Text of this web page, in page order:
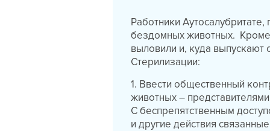
Работники
бездомных животных. Кроме
выловили и, куда выпускают
Стерилизации:
1. Ввести общественный
животных –
С беспрепятственным
и другие действия